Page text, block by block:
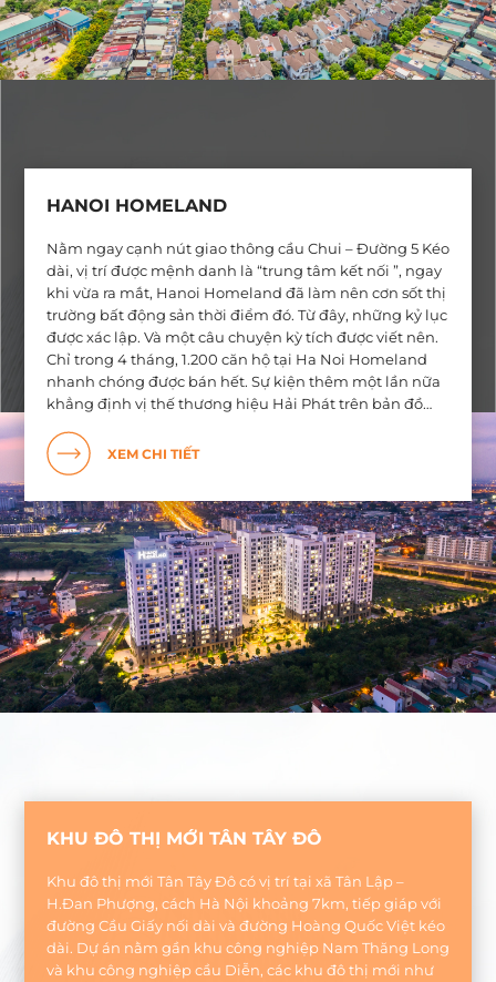
HANOI HOMELAND
Nằm ngay cạnh nút giao thông cầu Chui – Đường 5 Kéo
dài, vị trí được mệnh danh là “trung tâm kết nối ”, ngay
khi vừa ra mắt, Hanoi Homeland đã làm nên cơn sốt thị
trường bất động sản thời điểm đó. Từ đây, những kỷ lục
được xác lập. Và một câu chuyện kỳ tích được viết nên.
Chỉ trong 4 tháng, 1.200 căn hộ tại Ha Noi Homeland
nhanh chóng được bán hết. Sự kiện thêm một lần nữa
khẳng định vị thế thương hiệu Hải Phát trên bản đồ
XEM CHI TIẾT
KHU ĐÔ THỊ MỚI TÂN TÂY ĐÔ
Khu đô thị mới Tân Tây Đô có vị trí tại xã Tân Lập –
H.Đan Phượng, cách Hà Nội khoảng 7km, tiếp giáp với
đường Cầu Giấy nối dài và đường Hoàng Quốc Việt kéo
dài. Dự án nằm gần khu công nghiệp Nam Thăng Long
và khu công nghiệp cầu Diễn, các khu đô thị mới như